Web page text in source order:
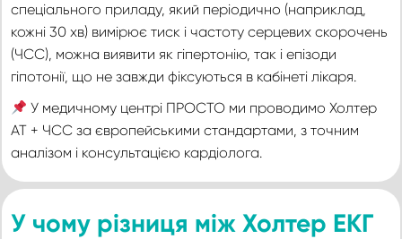
спеціального приладу, який періодично (наприклад,
кожні 30 хв) вимірює тиск і частоту серцевих скорочень
(ЧСС), можна виявити як гіпертонію, так і епізоди
гіпотонії, що не завжди фіксуються в кабінеті лікаря.
У медичному центрі ПРОСТО ми проводимо Холтер
АТ + ЧСС за європейськими стандартами, з точним
аналізом і консультацією кардіолога.
У чому різниця між Холтер ЕКГ